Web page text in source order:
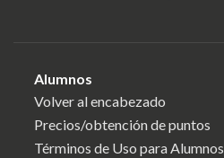
Alumnos
Volver al encabezado
Precios/obtención de puntos
Términos de Uso para Alumnos